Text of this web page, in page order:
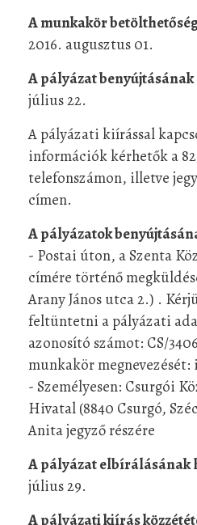
A munkakör
2016. augusztus 01.
A pályázat
július 22.
A pályázati kiírással
információk kérhetők a
telefonszámon, illetve
címen.
A pályázatok
- Postai úton, a Szenta
címére történő
Arany János utca 2.) .
feltüntetni a pályázati
azonosító számot: CS/
munkakör
- Személyesen: Csurgói
Hivatal (8840 Csurgó,
Anita jegyző részére
A pályázat elbírálásának
július 29.
A pályázati kiírás